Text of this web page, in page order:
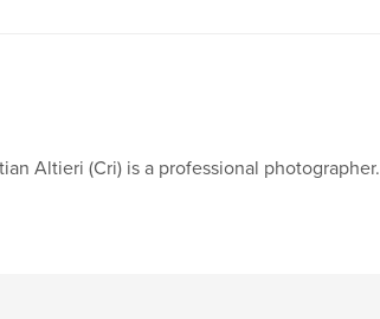
Altieri (Cri) is a professional photographer.